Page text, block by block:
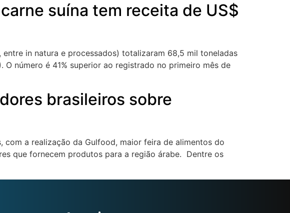
suína tem receita de US$
in natura e processados) totalizaram 68,5 mil toneladas
O número é 41% superior ao registrado no primeiro mês de
brasileiros sobre
com a realização da Gulfood, maior feira de alimentos do
que fornecem produtos para a região árabe. Dentre os